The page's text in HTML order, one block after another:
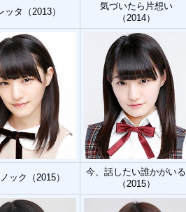
ッタ（2013）
気づいたら片想い
（2014）
ック（2015）
今、話したい誰かがいる
（2015）